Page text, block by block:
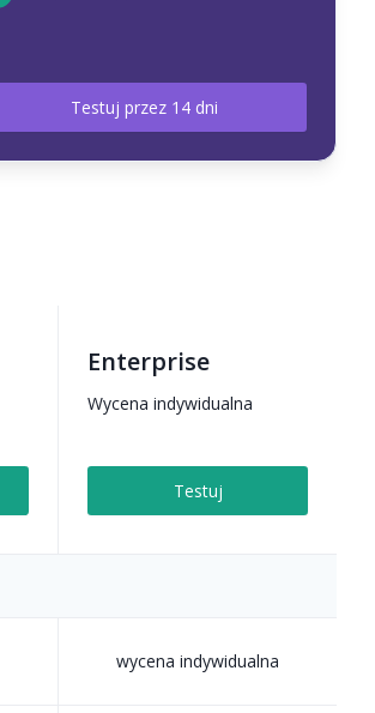
Testuj przez 14 dni
Enterprise
Wycena indywidualna
Testuj
wycena indywidualna